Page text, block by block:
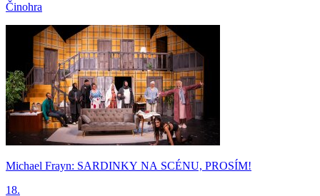
Činohra
Michael Frayn: SARDINKY NA SCÉNU, PROSÍM!
18.